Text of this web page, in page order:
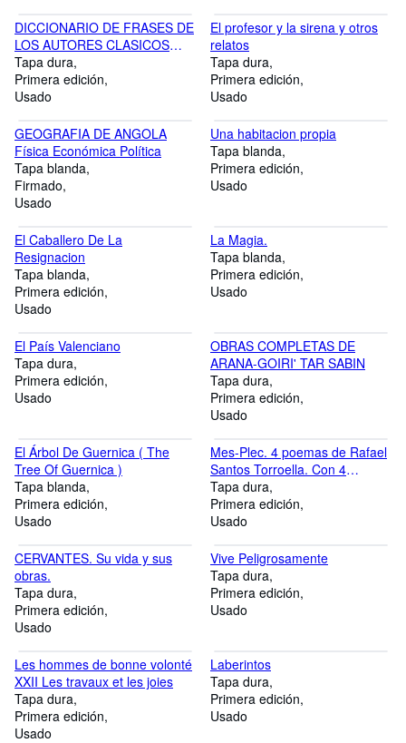
DICCIONARIO DE FRASES DE
LOS AUTORES CLASICOS
ESPAÑOLES
Tapa dura
Primera edición
Usado
El profesor y la sirena y otros
relatos
Tapa dura
Primera edición
Usado
GEOGRAFIA DE ANGOLA
Física Económica Política
Tapa blanda
Firmado
Usado
Una habitacion propia
Tapa blanda
Primera edición
Usado
El Caballero De La
Resignacion
Tapa blanda
Primera edición
Usado
La Magia.
Tapa blanda
Primera edición
Usado
El País Valenciano
Tapa dura
Primera edición
Usado
OBRAS COMPLETAS DE
ARANA-GOIRI' TAR SABIN
Tapa dura
Primera edición
Usado
El Árbol De Guernica ( The
Tree Of Guernica )
Tapa blanda
Primera edición
Usado
Mes-Plec. 4 poemas de Rafael
Santos Torroella. Con 4
Ilustraciones móviles De Arranz
Bravo, Bartoloz
Tapa dura
Primera edición
Usado
CERVANTES. Su vida y sus
obras.
Tapa dura
Primera edición
Usado
Vive Peligrosamente
Tapa dura
Primera edición
Usado
Les hommes de bonne volonté
XXII Les travaux et les joies
Tapa dura
Primera edición
Usado
Laberintos
Tapa dura
Primera edición
Usado